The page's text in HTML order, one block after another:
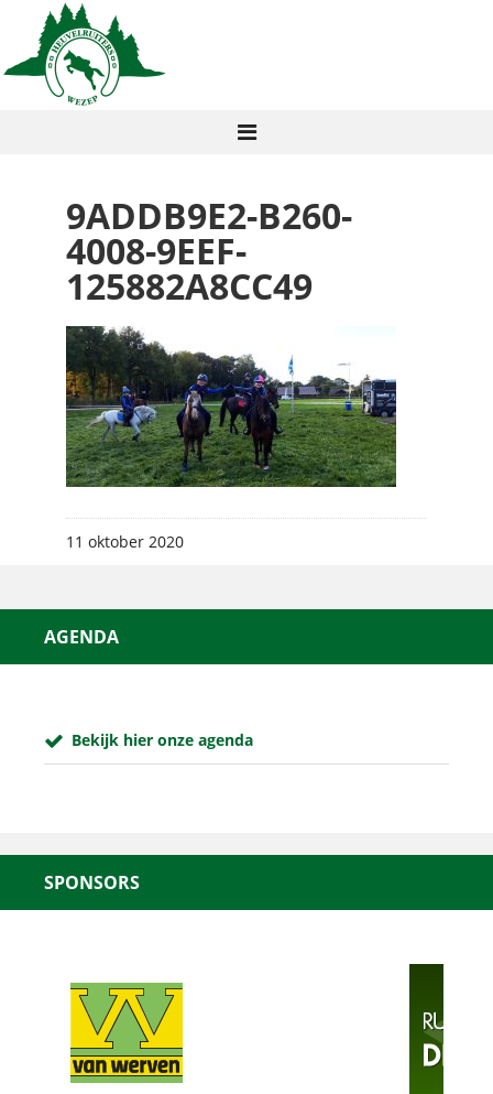
9ADDB9E2-B260-
4008-9EEF-
125882A8CC49
11 oktober 2020
AGENDA
Bekijk hier onze agenda
SPONSORS